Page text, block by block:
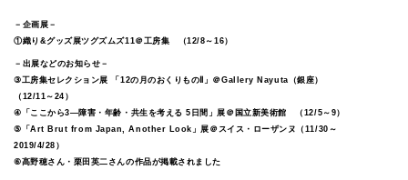
－企画展－
①織り&グッズ展ツグズムズ11＠工房集 （12/8～16）
－出展などのお知らせ－
③工房集セレクション展 「12の月のおくりものⅡ」＠Gallery Nayuta（銀座）
（12/11～24）
④「ここから3―障害・年齢・共生を考える 5日間」展＠国立新美術館 （12/5～9）
⑤「Art Brut from Japan, Another Look」展＠スイス・ローザンヌ（11/30～
2019/4/28）
⑥高野穂さん・栗田英二さんの作品が掲載されました